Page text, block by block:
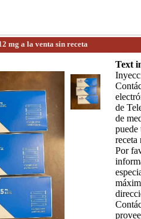
mg a la venta sin receta
Text
de
de
puede
receta
Por